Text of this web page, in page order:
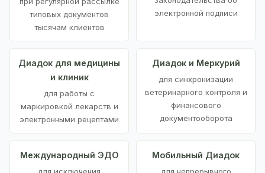
типовых документов
тысячам клиентов
электронной подписи
Диадок для медицины
и клиник
для работы с
маркировкой лекарств и
электронными рецептами
Диадок и Меркурий
для синхронизации
ветеринарного контроля и
финансового
документооборота
Международный ЭДО Мобильный Диадок